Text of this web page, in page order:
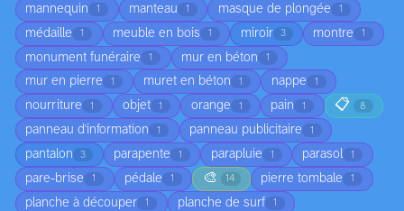
mannequin 1 manteau 1 masque de plongée 1
médaille 1 meuble en bois 1 miroir 3 montre 1
monument funéraire 1 mur en béton 1
mur en pierre 1 muret en béton 1 nappe 1
nourriture 1 objet 1 orange 1 pain 1 📋 8
panneau d'information 1 panneau publicitaire 1
pantalon 3 parapente 1 parapluie 1 parasol 1
pare-brise 1 pédale 1 🎨 14 pierre tombale 1
planche à découper 1 planche de surf 1